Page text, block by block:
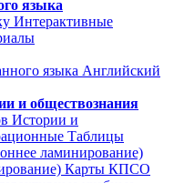
языка
Интерактивные
языка Английский
и обществознания
Истории и
Таблицы
ламинирование)
Карты КПСО